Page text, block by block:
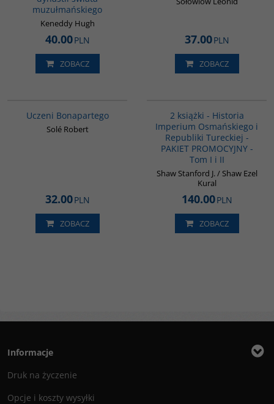
muzułmańskiego
Keneddy Hugh
40.00PLN
ZOBACZ
37.00PLN
ZOBACZ
Uczeni Bonapartego
Solé Robert
32.00PLN
ZOBACZ
2 książki - Historia
Imperium Osmańskiego i
Republiki Tureckiej -
PAKIET PROMOCYJNY -
Tom I i II
Shaw Stanford J. / Shaw Ezel
Kural
140.00PLN
ZOBACZ
Informacje
Druk na życzenie
Opcje i koszty wysyłki